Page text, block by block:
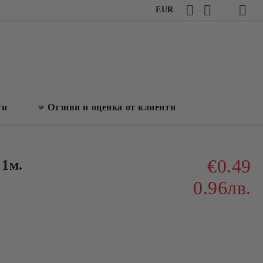
EUR
Отзиви и оценка от клиенти
€0.49
0.96лв.